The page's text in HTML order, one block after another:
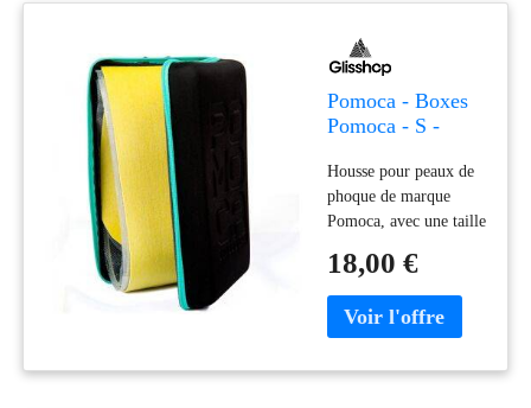
Pomoca - Boxes
Pomoca - S -
De Rando
Housse pour peaux de
phoque de marque
Pomoca, avec une taille
fonction de la largeur
de vos peaux.
18,00 €